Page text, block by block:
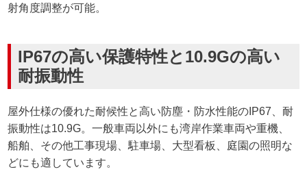
射角度調整が可能。
IP67の高い保護特性と10.9Gの高い
耐振動性
屋外仕様の優れた耐候性と高い防塵・防水性能のIP67、耐
振動性は10.9G。一般車両以外にも湾岸作業車両や重機、
船舶、その他工事現場、駐車場、大型看板、庭園の照明な
どにも適しています。